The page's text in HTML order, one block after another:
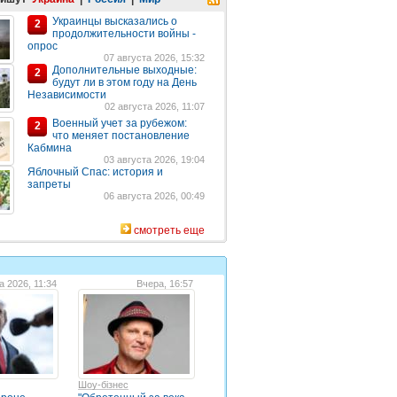
2
Украинцы высказались о
продолжительности войны -
опрос
07 августа 2026, 15:32
2
Дополнительные выходные:
будут ли в этом году на День
Независимости
02 августа 2026, 11:07
2
Военный учет за рубежом:
что меняет постановление
Кабмина
03 августа 2026, 19:04
Яблочный Спас: история и
запреты
06 августа 2026, 00:49
смотреть еще
2026, 11:34 Вчера, 16:57
Шоу-бізнес